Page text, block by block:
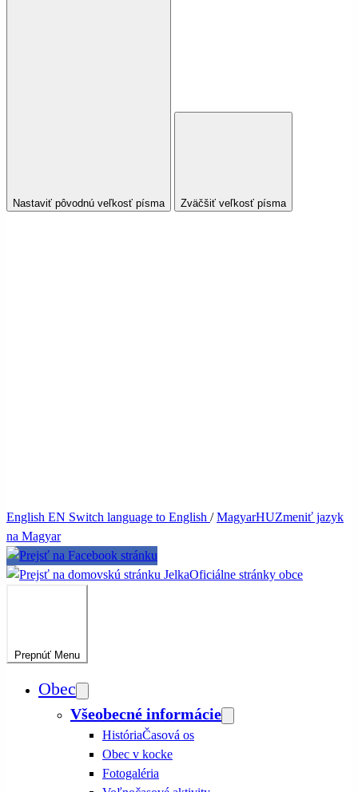
Nastaviť pôvodnú veľkosť písma Zväčšiť veľkosť písma
English EN Switch language to English /MagyarHUZmeniť jazyk
na Magyar
JelkaOficiálne stránky obce
Prepnúť Menu
Obec
Všeobecné informácie
HistóriaČasová os
Obec v kocke
Fotogaléria